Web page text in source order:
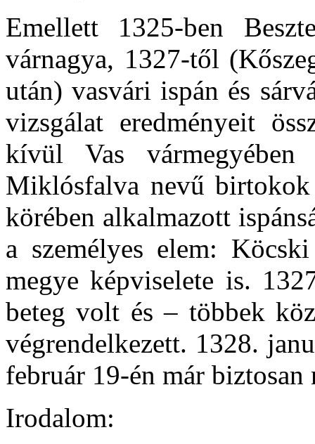
Emellett 1325-ben
várnagya, 1327-től
után) vasvári ispán és
vizsgálat eredményeit
kívül Vas
Miklósfalva nevű
körében alkalmazott
a személyes elem:
megye képviselete is.
beteg volt és – többek
végrendelkezett. 1328.
február 19-én már
Irodalom: